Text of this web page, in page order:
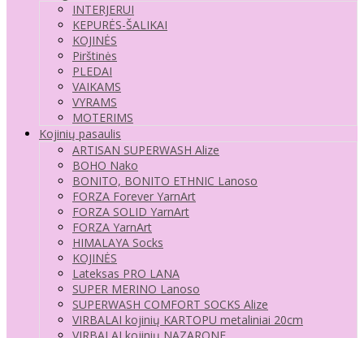
INTERJERUI
KEPURĖS-ŠALIKAI
KOJINĖS
Pirštinės
PLEDAI
VAIKAMS
VYRAMS
MOTERIMS
Kojinių pasaulis
ARTISAN SUPERWASH Alize
BOHO Nako
BONITO, BONITO ETHNIC Lanoso
FORZA Forever YarnArt
FORZA SOLID YarnArt
FORZA YarnArt
HIMALAYA Socks
KOJINĖS
Lateksas PRO LANA
SUPER MERINO Lanoso
SUPERWASH COMFORT SOCKS Alize
VIRBALAI kojinių KARTOPU metaliniai 20cm
VIRBALAI kojinių NAZARONE